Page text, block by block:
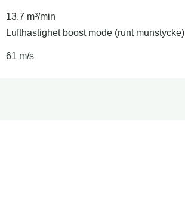
13.7 m³/min
Lufthastighet boost mode (runt munstycke)
61 m/s